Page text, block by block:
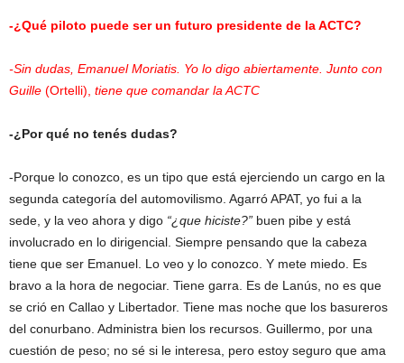
-¿Qué piloto puede ser un futuro presidente de la ACTC?
-Sin dudas, Emanuel Moriatis. Yo lo digo abiertamente. Junto con
Guille (Ortelli), tiene que comandar la ACTC
-¿Por qué no tenés dudas?
-Porque lo conozco, es un tipo que está ejerciendo un cargo en la
segunda categoría del automovilismo. Agarró APAT, yo fui a la
sede, y la veo ahora y digo “¿que hiciste?” buen pibe y está
involucrado en lo dirigencial. Siempre pensando que la cabeza
tiene que ser Emanuel. Lo veo y lo conozco. Y mete miedo. Es
bravo a la hora de negociar. Tiene garra. Es de Lanús, no es que
se crió en Callao y Libertador. Tiene mas noche que los basureros
del conurbano. Administra bien los recursos. Guillermo, por una
cuestión de peso; no sé si le interesa, pero estoy seguro que ama